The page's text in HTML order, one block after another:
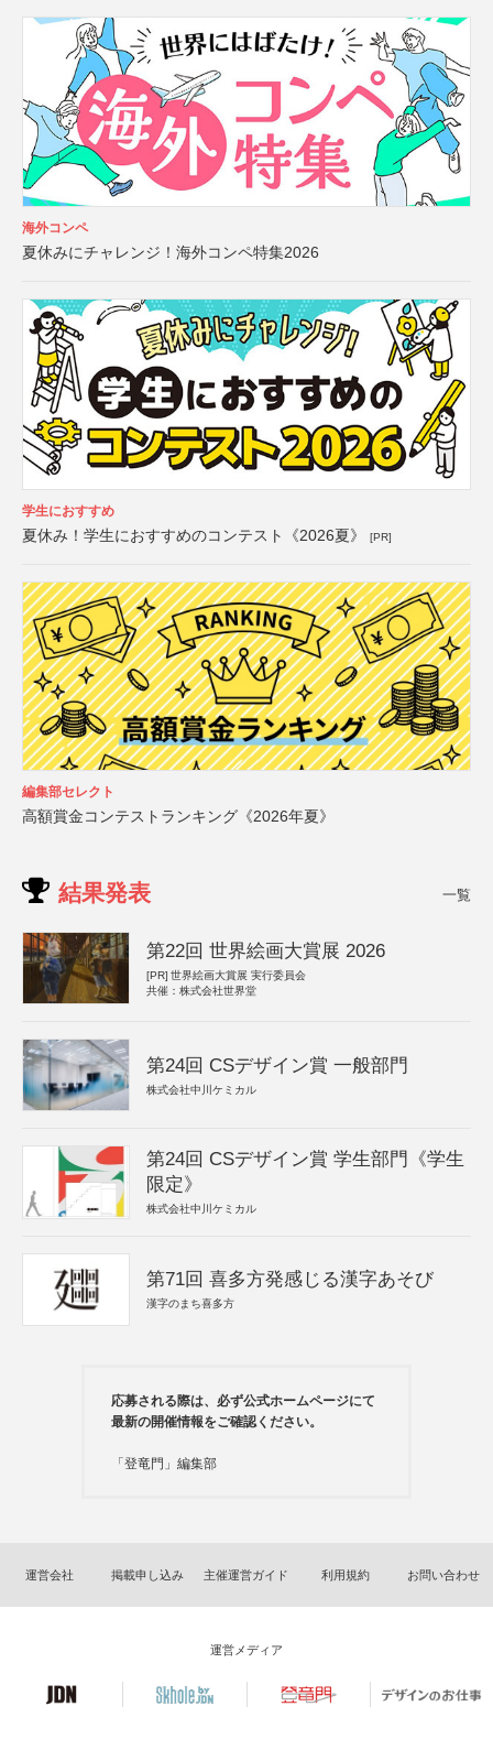
海外コンペ
夏休みにチャレンジ！海外コンペ特集2026
学生におすすめ
夏休み！学生におすすめのコンテスト《2026夏》 [PR]
編集部セレクト
高額賞金コンテストランキング《2026年夏》
結果発表 一覧
第22回 世界絵画大賞展 2026
[PR] 世界絵画大賞展 実行委員会
共催：株式会社世界堂
第24回 CSデザイン賞 一般部門
株式会社中川ケミカル
第24回 CSデザイン賞 学生部門《学生
限定》
株式会社中川ケミカル
第71回 喜多方発感じる漢字あそび
漢字のまち喜多方
応募される際は、必ず公式ホームページにて
最新の開催情報をご確認ください。
「登竜門」編集部
運営会社 掲載申し込み 主催運営ガイド 利用規約 お問い合わせ
運営メディア